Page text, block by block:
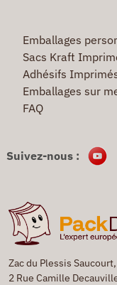
Zac du Plessis Saucourt,
2 Rue Camille
Emballages
Sacs Kraft
Adhésifs
Emballages sur
FAQ
Suivez-nous :